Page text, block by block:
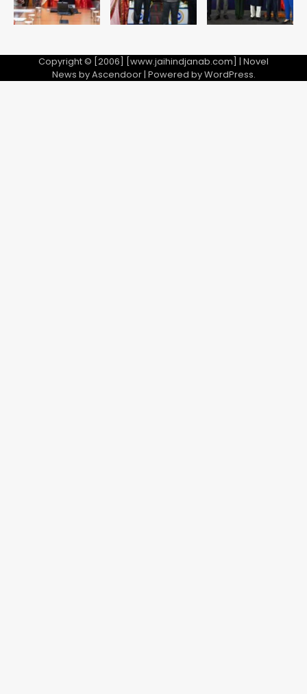
Copyright © [2006] [www.jaihindjanab.com] | Novel
News byAscendoor| Powered byWordPress.